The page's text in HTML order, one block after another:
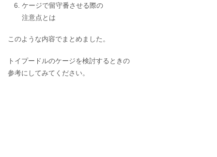
ケージで留守番させる際の
注意点とは
このような内容でまとめました。
トイプードルのケージを検討するときの
参考にしてみてください。